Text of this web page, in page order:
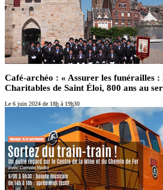
Café-archéo : « Assurer les funérailles
Charitables de Saint Éloi, 800 ans au
Le 6 juin 2024 de 18h à 19h30